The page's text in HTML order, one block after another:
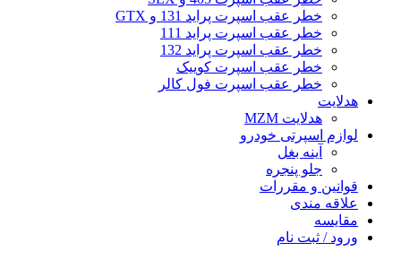
خطر عقب اسپرت پراید 131 و GTX
خطر عقب اسپرت پراید 111
خطر عقب اسپرت پراید 132
خطر عقب اسپرت کوییک
خطر عقب اسپرت فول کالر
هدلایت
هدلایت MZM
لوازم اسپرتی خودرو
آینه بغل
جلو پنجره
قوانین و مقررات
علاقه مندی
مقایسه
ورود / ثبت نام